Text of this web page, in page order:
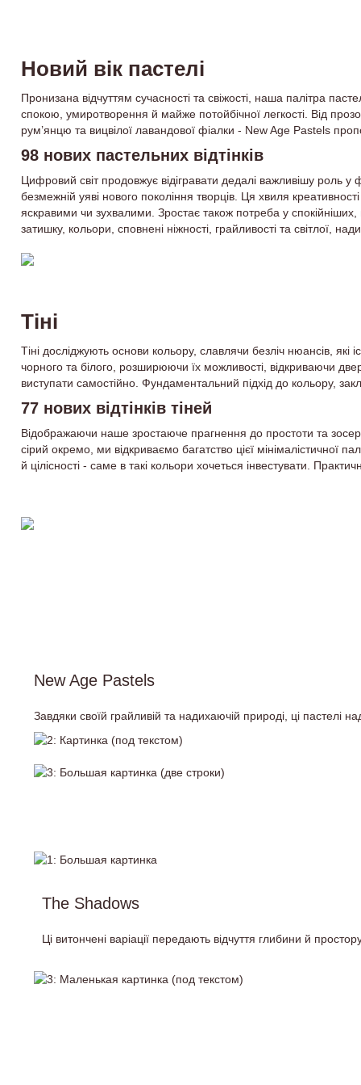
Новий вік пастелі
Пронизана відчуттям сучасності та свіжості, наша палітра
спокою, умиротворення й майже потойбічної легкості. Від
рум’янцю та вицвілої лавандової фіалки - New Age Pastels
98 нових пастельних відтінків
Цифровий світ продовжує відігравати дедалі важливішу роль
безмежній уяві нового покоління творців. Ця хвиля
яскравими чи зухвалими. Зростає також потреба у
затишку, кольори, сповнені ніжності, грайливості та світлої,
Тіні
Тіні досліджують основи кольору, славлячи безліч нюансів, які
чорного та білого, розширюючи їх можливості, відкриваючи
виступати самостійно. Фундаментальний підхід до кольору,
77 нових відтінків тіней
Відображаючи наше зростаюче прагнення до простоти та
сірий окремо, ми відкриваємо багатство цієї мінімалістичної
й цілісності - саме в такі кольори хочеться інвестувати.
New Age Pastels
Завдяки своїй грайливій та надихаючій природі, ці пастелі
The Shadows
Ці витончені варіації передають відчуття глибини й